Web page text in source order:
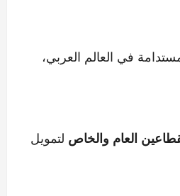
في العالم العربي،
العام والخاص لتمويل